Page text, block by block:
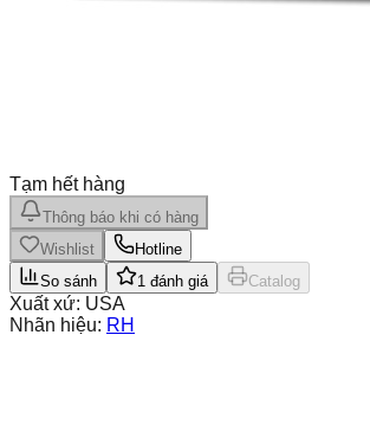
Tạm hết hàng
Thông báo khi có hàng
Wishlist
Hotline
So sánh
1 đánh giá Catalog
Xuất xứ: USA
Nhãn hiệu: RH